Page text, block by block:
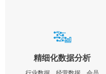
精细化数据分析